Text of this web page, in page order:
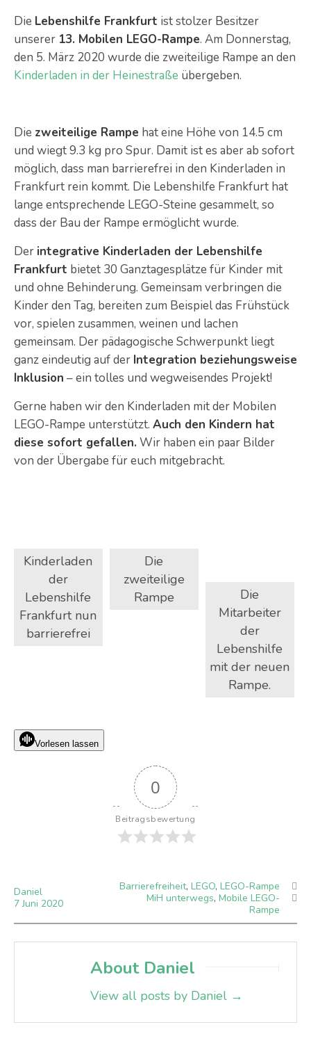
Die Lebenshilfe Frankfurt ist stolzer Besitzer
unserer 13. Mobilen LEGO-Rampe. Am Donnerstag,
den 5. März 2020 wurde die zweiteilige Rampe an den
Kinderladen in der Heinestraße übergeben.
Die zweiteilige Rampe hat eine Höhe von 14.5 cm
und wiegt 9.3 kg pro Spur. Damit ist es aber ab sofort
möglich, dass man barrierefrei in den Kinderladen in
Frankfurt rein kommt. Die Lebenshilfe Frankfurt hat
lange entsprechende LEGO-Steine gesammelt, so
dass der Bau der Rampe ermöglicht wurde.
Der integrative Kinderladen der Lebenshilfe
Frankfurt bietet 30 Ganztagesplätze für Kinder mit
und ohne Behinderung. Gemeinsam verbringen die
Kinder den Tag, bereiten zum Beispiel das Frühstück
vor, spielen zusammen, weinen und lachen
gemeinsam. Der pädagogische Schwerpunkt liegt
ganz eindeutig auf der Integration beziehungsweise
Inklusion – ein tolles und wegweisendes Projekt!
Gerne haben wir den Kinderladen mit der Mobilen
LEGO-Rampe unterstützt. Auch den Kindern hat
diese sofort gefallen. Wir haben ein paar Bilder
von der Übergabe für euch mitgebracht.
Kinderladen
der
Lebenshilfe
Frankfurt nun
barrierefrei
Die
zweiteilige
Rampe
Die
Mitarbeiter
der
Lebenshilfe
mit der neuen
Rampe.
Vorlesen lassen
0
Beitragsbewertung
Daniel
7Juni 2020
Barrierefreiheit, LEGO, LEGO-Rampe
MiH unterwegs, Mobile LEGO-
Rampe
About Daniel
View all posts by Daniel →